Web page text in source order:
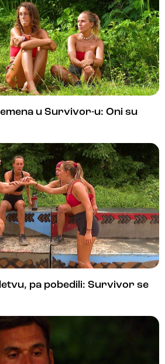
u Survivor-u: Oni su
pa pobedili: Survivor se